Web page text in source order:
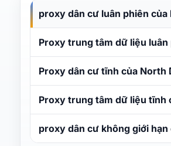
proxy dân cư luân phiên của
Proxy trung tâm dữ liệu luân
Proxy dân cư tĩnh của North
Proxy trung tâm dữ liệu tĩnh
proxy dân cư không giới hạn